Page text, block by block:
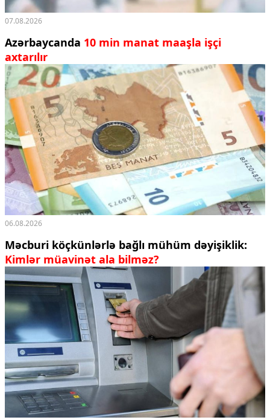
07.08.2026
Azərbaycanda 10 min manat maaşla işçi
axtarılır
06.08.2026
Məcburi köçkünlərlə bağlı mühüm dəyişiklik:
Kimlər müavinət ala bilməz?